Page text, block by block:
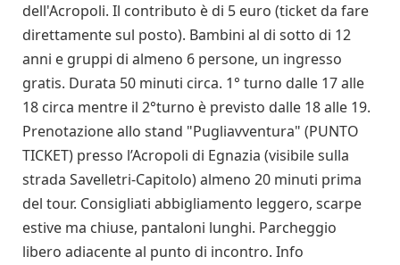
dell'Acropoli. Il contributo è di 5 euro (ticket da fare
direttamente sul posto). Bambini al di sotto di 12
anni e gruppi di almeno 6 persone, un ingresso
gratis. Durata 50 minuti circa. 1° turno dalle 17 alle
18 circa mentre il 2°turno è previsto dalle 18 alle 19.
Prenotazione allo stand "Pugliavventura" (PUNTO
TICKET) presso l’Acropoli di Egnazia (visibile sulla
strada Savelletri-Capitolo) almeno 20 minuti prima
del tour. Consigliati abbigliamento leggero, scarpe
estive ma chiuse, pantaloni lunghi. Parcheggio
libero adiacente al punto di incontro. Info